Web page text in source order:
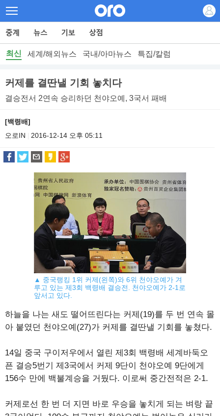
최신 세계/해외뉴스 국내/아마뉴스 특집/칼럼
커제를 결딴낼 기회 놓치다
결승전서 2연속 승리하던 천야오예, 3국서 패배
[백령배]
오로IN
2016-12-14 오후 05:11
▲ 중국랭킹 1위 커제(왼쪽)와 6위 천야오예가 겨
루고 있는 제3회 백령배 결승전. 천야오예가 2-1로
앞서고 있다.
하늘을 나는 새도 떨어뜨린다는 커제(19)를 두 번 연속 몰
아 붙였던 천야오예(27)가 커제를 결딴낼 기회를 놓쳤다.
14일 중국 구이저우에서 열린 제3회 백령배 세계바둑오
픈 결승5번기 제3국에서 커제 9단이 천야오예 9단에게
156수 만에 백불계승을 거뒀다. 이로써 중간전적은 2-1.
커제로선 한 번 더 지면 바로 우승을 놓치게 되는 벼랑 끝